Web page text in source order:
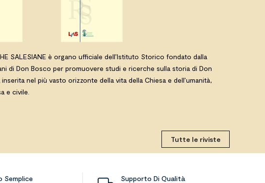
SALESIANE è organo ufficiale dell’Istituto Storico fondato dalla
di Don Bosco per promuovere studi e ricerche sulla storia di Don
nel più vasto orizzonte della vita della Chiesa e dell’umanità,
e civile.
Tutte le riviste
Semplice Supporto Di Qualità